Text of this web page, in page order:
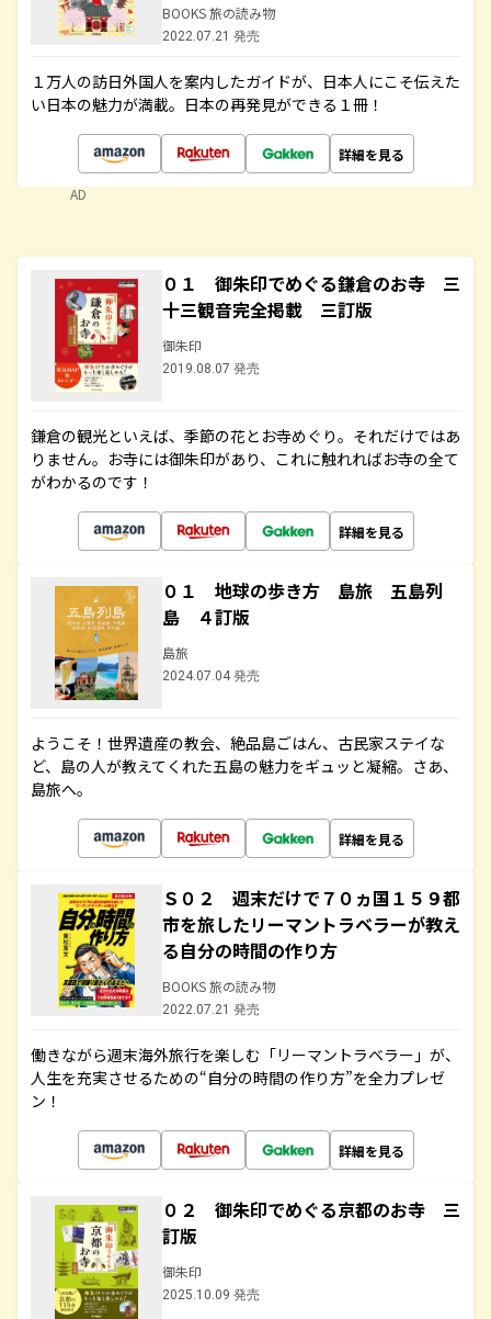
BOOKS 旅の読み物
2022.07.21 発売
１万人の訪日外国人を案内したガイドが、日本人にこそ伝えた
い日本の魅力が満載。日本の再発見ができる１冊！
詳細を見る
AD
０１ 御朱印でめぐる鎌倉のお寺 三
十三観音完全掲載 三訂版
御朱印
2019.08.07 発売
鎌倉の観光といえば、季節の花とお寺めぐり。それだけではあ
りません。お寺には御朱印があり、これに触れればお寺の全て
がわかるのです！
詳細を見る
０１ 地球の歩き方 島旅 五島列
島 ４訂版
島旅
2024.07.04 発売
ようこそ！世界遺産の教会、絶品島ごはん、古民家ステイな
ど、島の人が教えてくれた五島の魅力をギュッと凝縮。さあ、
島旅へ。
詳細を見る
Ｓ０２ 週末だけで７０ヵ国１５９都
市を旅したリーマントラベラーが教え
る自分の時間の作り方
BOOKS 旅の読み物
2022.07.21 発売
働きながら週末海外旅行を楽しむ「リーマントラベラー」が、
人生を充実させるための“自分の時間の作り方”を全力プレゼ
ン！
詳細を見る
０２ 御朱印でめぐる京都のお寺 三
訂版
御朱印
2025.10.09 発売